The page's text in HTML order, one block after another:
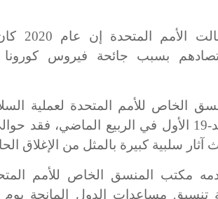
جريدة
بسبب جائحة فيروس كورونا
الخاص للأمم المتحدة لعملية
سلبية كبيرة بالمثل من الإغلاق
مكتب المنسق الخاص للأمم
مساعدات الدول المانحة يوم